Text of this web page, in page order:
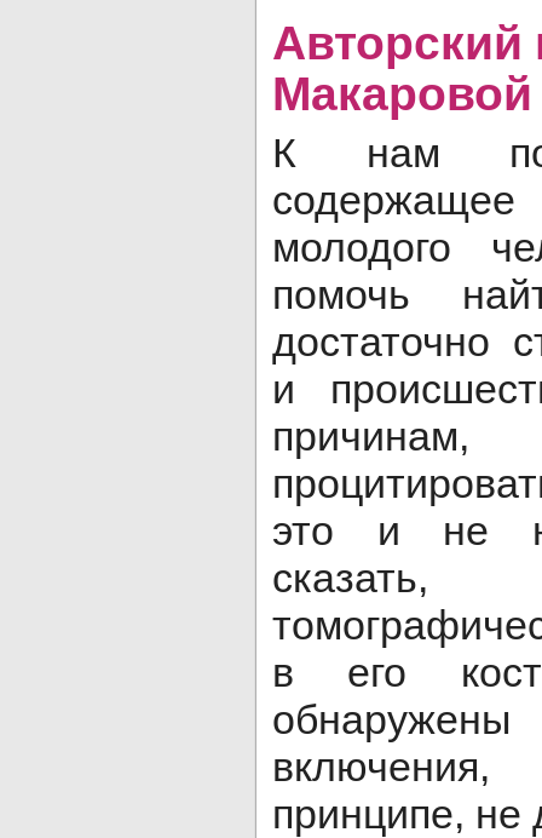
Авторский
Макаровой
К нам
молодого
помочь
достаточно
и
это и не
в его
принципе,